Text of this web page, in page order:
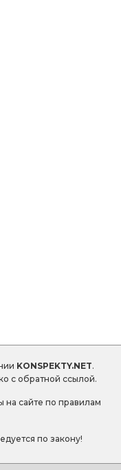
KONSPEKTY.NET.
с обратной ссылой.
на сайте по правилам
по закону!